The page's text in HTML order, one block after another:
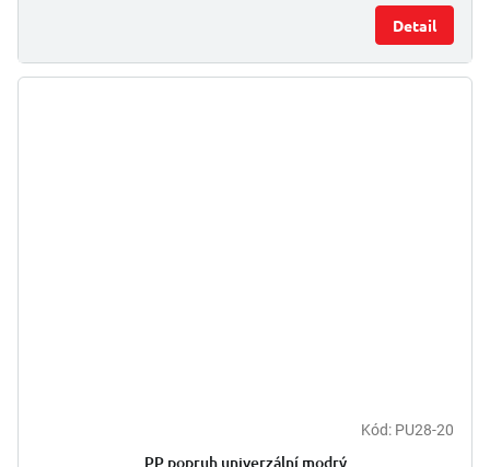
Detail
Kód: PU28-20
PP popruh univerzální modrý